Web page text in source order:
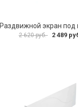
2 620 руб. 2 489